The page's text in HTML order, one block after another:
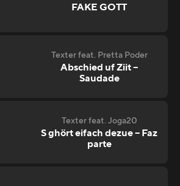
FAKE GOTT
Texter feat. Pretta Poder
Abschied uf Ziit –
Saudade
Texter feat. Joga20
S ghört eifach dezue – Faz
parte